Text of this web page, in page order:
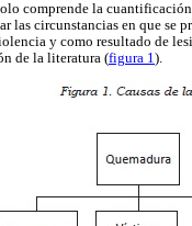
comprende la
las circunstancias en que se
y como resultado de
de la literatura (figura 1).